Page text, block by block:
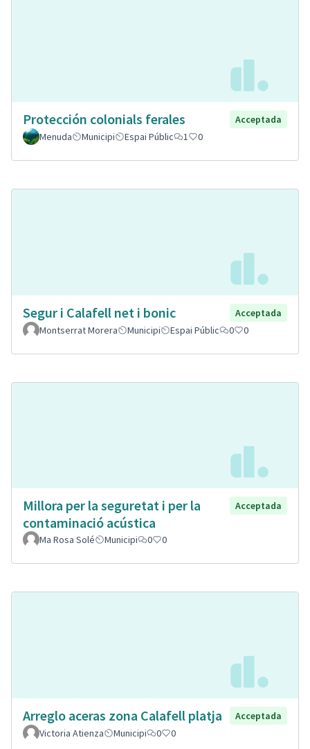
Protección colonials ferales
Acceptada
Menuda
Municipi Espai Públic 1 0
Segur i Calafell net i bonic
Acceptada
Montserrat Morera
Municipi Espai Públic 0 0
Millora per la seguretat i per la
contaminació acústica
Acceptada
Ma Rosa Solé Municipi 0 0
Arreglo aceras zona Calafell platja
Acceptada
Victoria Atienza
Municipi 0 0